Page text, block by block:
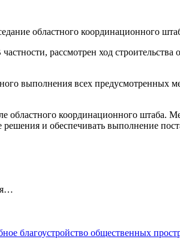
областного координационного
рассмотрен ход
выполнения всех предусмотренных
областного координационного штаба.
и обеспечивать выполнение
благоустройство общественных